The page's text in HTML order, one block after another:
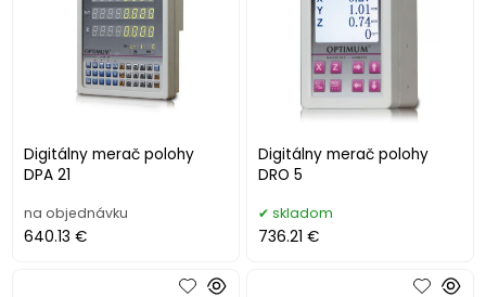
Digitálny merač polohy
DPA 21
na objednávku
640.13 €
Digitálny merač polohy
DRO 5
skladom
736.21 €